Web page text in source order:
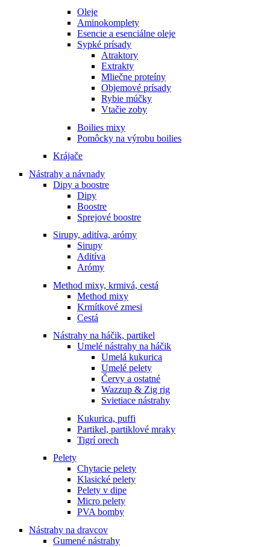
Oleje
Aminokomplety
Esencie a esenciálne oleje
Sypké prísady
Atraktory
Extrakty
Mliečne proteíny
Objemové prísady
Rybie múčky
Vtačie zoby
Boilies mixy
Pomôcky na výrobu boilies
Krájače
Nástrahy a návnady
Dipy a boostre
Dipy
Boostre
Sprejové boostre
Sirupy, aditíva, arómy
Sirupy
Aditíva
Arómy
Method mixy, krmivá, cestá
Method mixy
Krmítkové zmesi
Cestá
Nástrahy na háčik, partikel
Umelé nástrahy na háčik
Umelá kukurica
Umelé pelety
Červy a ostatné
Wazzup & Zig rig
Svietiace nástrahy
Kukurica, puffi
Partikel, partiklové mraky
Tigrí orech
Pelety
Chytacie pelety
Klasické pelety
Pelety v dipe
Micro pelety
PVA bomby
Nástrahy na dravcov
Gumené nástrahy